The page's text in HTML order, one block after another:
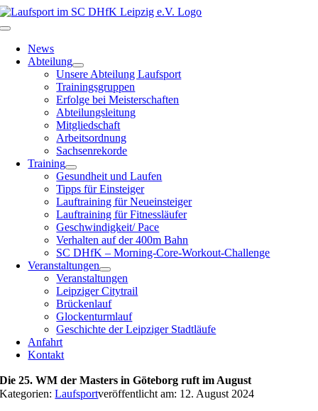
Zum
Inhalt
Toggle
Navigation
News
Abteilung
Unsere Abteilung Laufsport
Trainingsgruppen
Erfolge bei Meisterschaften
Abteilungsleitung
Mitgliedschaft
Arbeitsordnung
Sachsenrekorde
Training
Gesundheit und Laufen
Tipps für Einsteiger
Lauftraining für Neueinsteiger
Lauftraining für Fitnessläufer
Geschwindigkeit/ Pace
Verhalten auf der 400m Bahn
SC DHfK – Morning-Core-Workout-Challenge
Veranstaltungen
Veranstaltungen
Leipziger Citytrail
Brückenlauf
Glockenturmlauf
Geschichte der Leipziger Stadtläufe
Anfahrt
Kontakt
Die 25. WM der Masters in Göteborg ruft im August
Kategorien:Laufsportveröffentlicht am: 12. August 2024